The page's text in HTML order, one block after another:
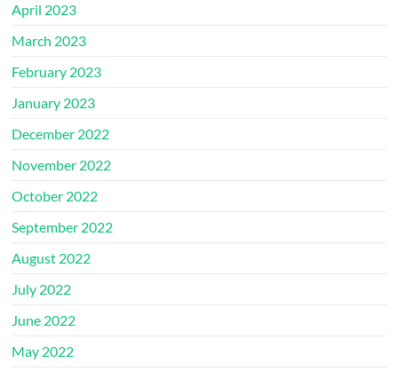
April 2023
March 2023
February 2023
January 2023
December 2022
November 2022
October 2022
September 2022
August 2022
July 2022
June 2022
May 2022